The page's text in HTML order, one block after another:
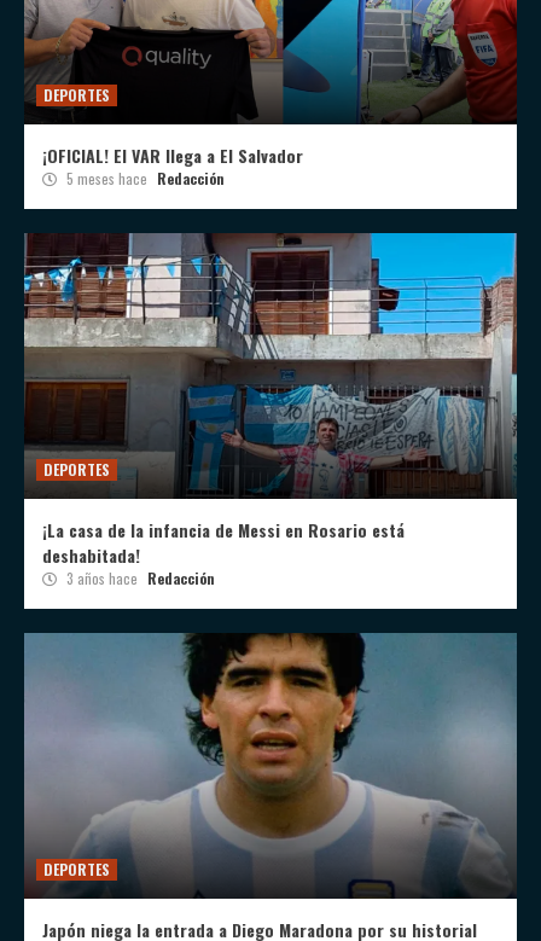
DEPORTES
¡OFICIAL! El VAR llega a El Salvador
5 meses hace Redacción
DEPORTES
¡La casa de la infancia de Messi en Rosario está
deshabitada!
3 años hace Redacción
DEPORTES
Japón niega la entrada a Diego Maradona por su historial